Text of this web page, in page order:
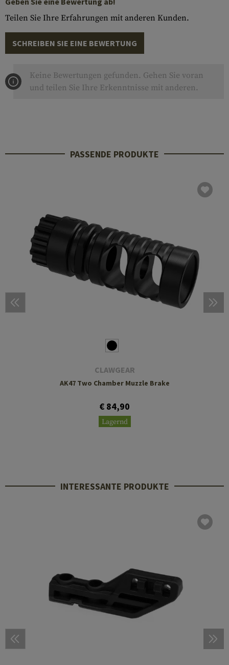
Teilen Sie Ihre Erfahrungen mit anderen Kunden.
SCHREIBEN SIE EINE BEWERTUNG
Keine Bewertungen gefunden. Gehen Sie voran
und teilen Sie Ihre Erkenntnisse mit anderen.
PASSENDE PRODUKTE
CLAWGEAR
AK47 Two Chamber Muzzle Brake
€ 84,90
Lagernd
INTERESSANTE PRODUKTE